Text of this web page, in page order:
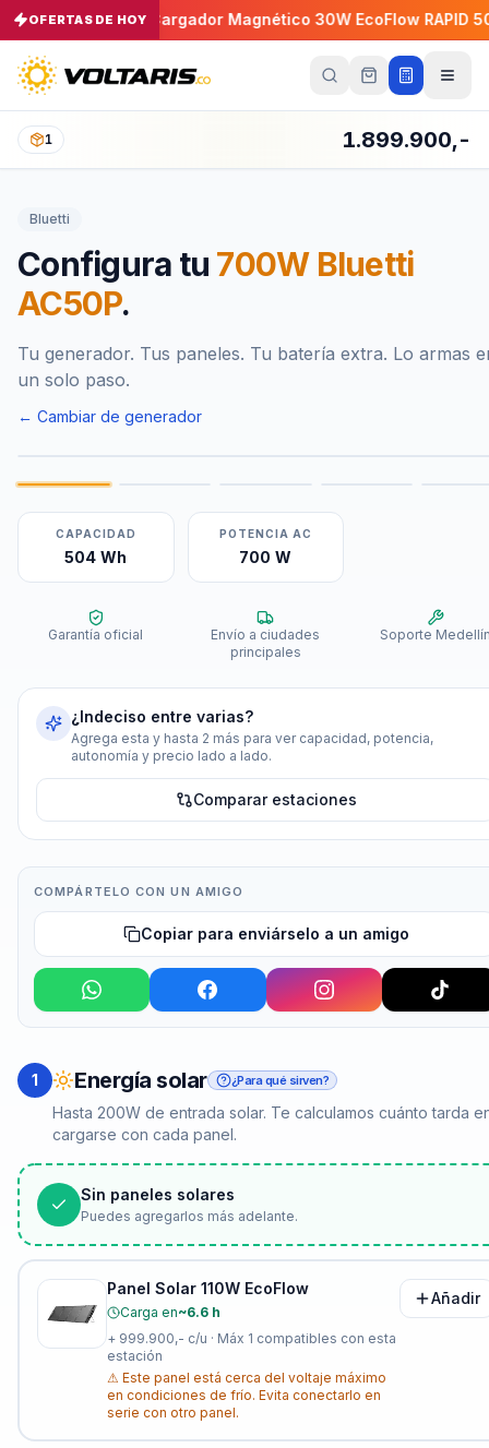
OFERTAS DE HOY
30A −5% Cargador Magnético 30W EcoFlow RAPID
1 1.899.900,-
Bluetti
Configura tu 700W Bluetti
AC50P.
Tu generador. Tus paneles. Tu batería extra. Lo armas
un solo paso.
← Cambiar de generador
CAPACIDAD
504 Wh
POTENCIA AC
700 W
Garantía oficial
Envío a ciudades
principales
Soporte
¿Indeciso entre varias?
Agrega esta y hasta 2 más para ver capacidad, potencia,
autonomía y precio lado a lado.
Comparar estaciones
COMPÁRTELO CON UN AMIGO
Copiar para enviárselo a un amigo
1 Energía solar ¿Para qué sirven?
Hasta 200W de entrada solar. Te calculamos cuánto tarda
cargarse con cada panel.
Sin paneles solares
Puedes agregarlos más adelante.
Panel Solar 110W EcoFlow
Carga en~6.6 h
+ 999.900,- c/u · Máx 1 compatibles con esta
estación
⚠ Este panel está cerca del voltaje máximo
en condiciones de frío. Evita conectarlo en
serie con otro panel.
Añadir
Tu
Vacío
está
Agrega
con el
botón
y
págalos
todos